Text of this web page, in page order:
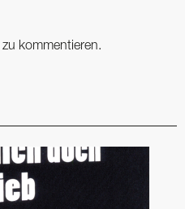
zu kommentieren.